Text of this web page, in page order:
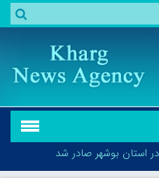
استان بوشهر صادر شد